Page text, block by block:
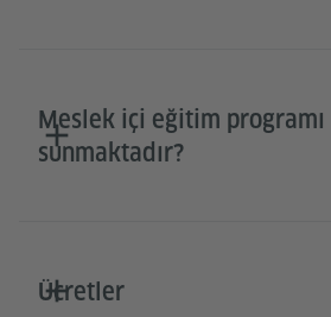
Meslek içi eğitim
sunmaktadır?
Ücretler